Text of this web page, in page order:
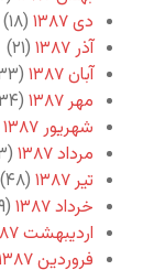
دی ۱۳۸۷
(۱۸)
آذر ۱۳۸۷
(۲۱)
آبان ۱۳۸۷
(۳۳)
مهر ۱۳۸۷
(۳۴)
شهریور ۱۳۸۷
مرداد ۱۳۸۷
(۴۳)
تیر ۱۳۸۷
(۴۸)
خرداد ۱۳۸۷
(۲۹)
اردیبهشت ۱۳۸۷
فروردین ۱۳۸۷